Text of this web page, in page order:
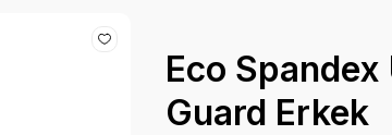
Eco
Guard Erkek